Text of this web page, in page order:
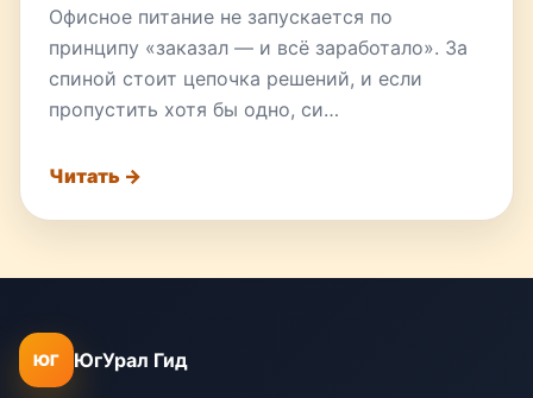
Офисное питание не запускается по
принципу «заказал — и всё заработало». За
спиной стоит цепочка решений, и если
пропустить хотя бы одно, си…
Читать →
ЮГ ЮгУрал Гид